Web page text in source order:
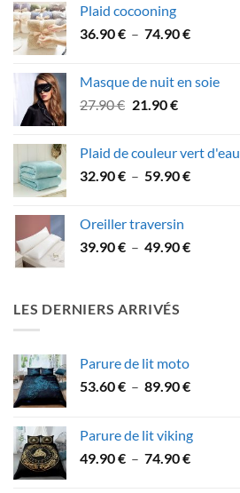
Plaid cocooning
36.90€ – 74.90€Plage
36.90 €
Masque de nuit en soie
27.90€ Le
était :
27.90 €.
21.90€Le
est :
21.90 €.
Plaid de couleur vert d'eau
32.90€ – 59.90€Plage
à
Oreiller traversin
39.90€ – 49.90€Plage
LES DERNIERS ARRIVÉS
Parure de lit moto
53.60€ – 89.90€Plage
53.60 €
à
Parure de lit viking
49.90€ – 74.90€Plage